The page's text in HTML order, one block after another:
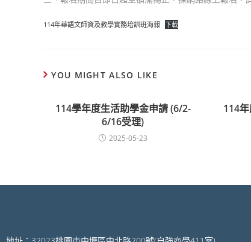
114年華語文師資及教學實務培訓班海報 下載
YOU MIGHT ALSO LIKE
114學年度生活助學金申請 (6/2-
6/16受理)
2025-05-23
114